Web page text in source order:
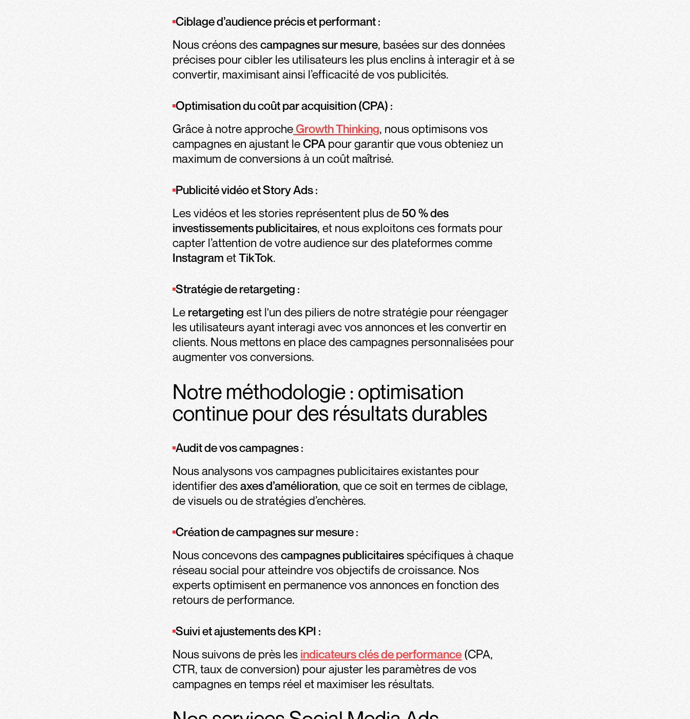
Ciblage d’audience précis et performant :
Nous créons descampagnes sur mesure, basées sur des données
précises pour cibler les utilisateurs les plus enclins à interagir et à se
convertir, maximisant ainsi l’efficacité de vos publicités.
Optimisation du coût par acquisition (CPA) :
Grâce à notre approcheGrowth Thinking, nous optimisons vos
campagnes en ajustant leCPA pour garantir que vous obteniez un
maximum de conversions à un coût maîtrisé.
Publicité vidéo et Story Ads :
Les vidéos et les stories représentent plus de50 % des
investissements publicitaires, et nous exploitons ces formats pour
capter l’attention de votre audience sur des plateformes comme
Instagram etTikTok​.
Stratégie de retargeting :
Le retargeting est l'un des piliers de notre stratégie pour réengager
les utilisateurs ayant interagi avec vos annonces et les convertir en
clients. Nous mettons en place des campagnes personnalisées pour
augmenter vos conversions​.
Notre méthodologie : optimisation
continue pour des résultats durables
Audit de vos campagnes :
Nous analysons vos campagnes publicitaires existantes pour
identifier desaxes d’amélioration, que ce soit en termes de ciblage,
de visuels ou de stratégies d’enchères.
Création de campagnes sur mesure :
Nous concevons descampagnes publicitairesspécifiques à chaque
réseau social pour atteindre vos objectifs de croissance. Nos
experts optimisent en permanence vos annonces en fonction des
retours de performance.
Suivi et ajustements des KPI :
Nous suivons de près les indicateurs clés de performance(CPA,
CTR, taux de conversion) pour ajuster les paramètres de vos
campagnes en temps réel et maximiser les résultats.